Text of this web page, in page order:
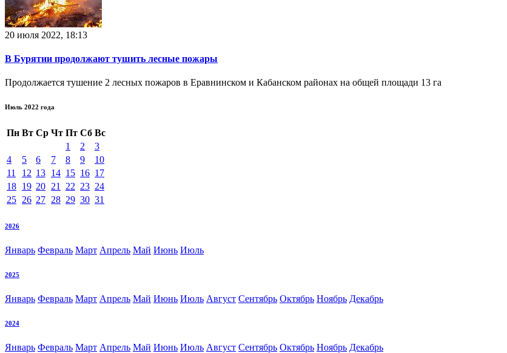
20 июля 2022, 18:13
В Бурятии продолжают тушить лесные пожары
Продолжается тушение 2 лесных пожаров в Еравнинском и Кабанском районах на общей площади 13 га
Июль 2022 года
Пн Вт Ср Чт Пт Сб Вс
1
2
3
4
5 6 7 8 9
10
11
12 13 14 15 16 17
18 19 20 21 22 23 24
25 26 27 28 29 30 31
2026
Январь Февраль Март Апрель Май Июнь Июль
2025
Январь Февраль Март Апрель Май Июнь Июль Август Сентябрь Октябрь Ноябрь Декабрь
2024
Январь Февраль Март Апрель Май Июнь Июль Август Сентябрь Октябрь Ноябрь Декабрь